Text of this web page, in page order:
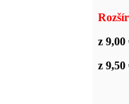
z 9,00
z 9,50